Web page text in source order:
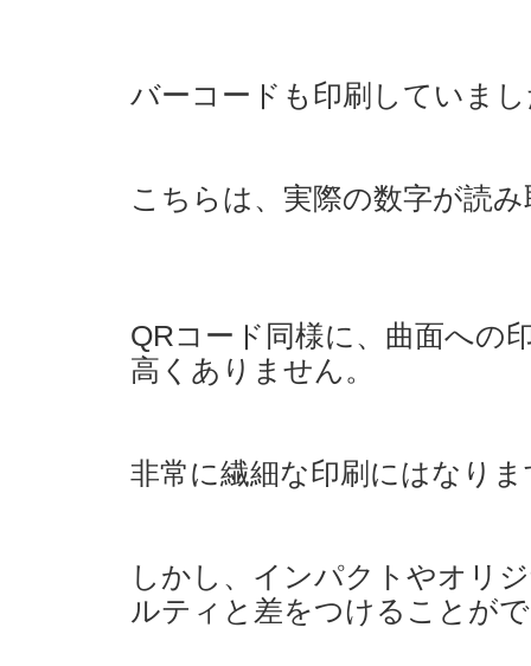
バーコードも印刷していま
こちらは、実際の数字が読
QRコード同様に、曲面への
高くありません。
非常に繊細な印刷にはなりま
しかし、インパクトやオリ
ルティと差をつけることが